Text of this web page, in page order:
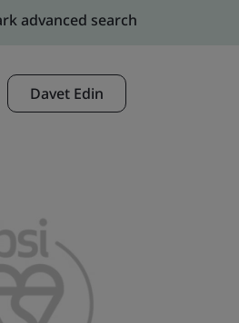
advanced search
Davet Edin